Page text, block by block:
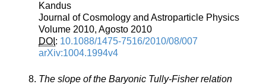
Kandus
Journal of Cosmology and Astroparticle Physics
Volume 2010, Agosto 2010
DOI : 10.1088/1475-7516/2010/08/007
arXiv:1004.1994v4
The slope of the Baryonic Tully-Fisher relation